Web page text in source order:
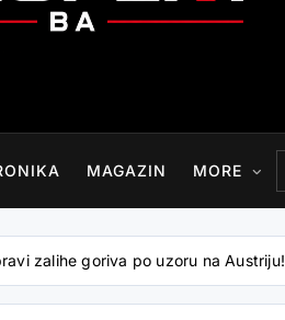
MAGAZIN MORE
zalihe goriva po uzoru na Austriju!